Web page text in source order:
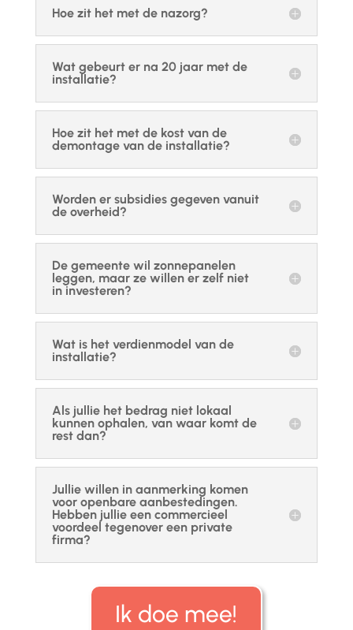
Hoe zit het met de nazorg?
Wat gebeurt er na 20 jaar met de
installatie?
Hoe zit het met de kost van de
demontage van de installatie?
Worden er subsidies gegeven vanuit
de overheid?
De gemeente wil zonnepanelen
leggen, maar ze willen er zelf niet
in investeren?
Wat is het verdienmodel van de
installatie?
Als jullie het bedrag niet lokaal
kunnen ophalen, van waar komt de
rest dan?
Jullie willen in aanmerking komen
voor openbare aanbestedingen.
Hebben jullie een commercieel
voordeel tegenover een private
firma?
Ik doe mee!